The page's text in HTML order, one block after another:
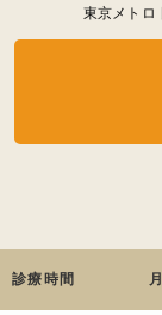
東京メトロ
診療時間 月